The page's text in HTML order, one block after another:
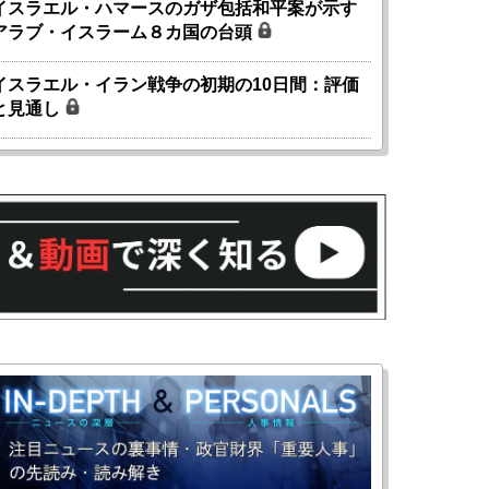
スラエル・ハマースのガザ包括和平案が示す
ラブ・イスラーム８カ国の台頭
スラエル・イラン戦争の初期の10日間：評価
見通し